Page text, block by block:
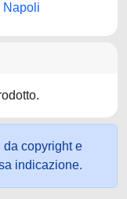
Napoli
da copyright e
indicazione.